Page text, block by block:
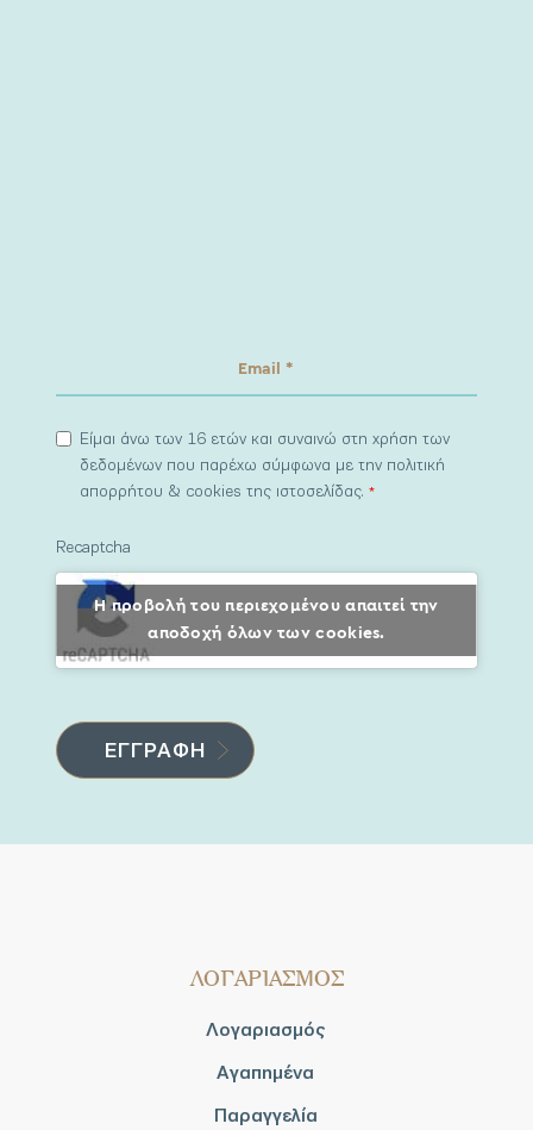
Είμαι άνω των 16 ετών και συναινώ στη χρήση των
δεδομένων που παρέχω σύμφωνα με την πολιτική
απορρήτου & cookies της ιστοσελίδας.*
Recaptcha
Η προβολή του περιεχομένου απαιτεί την
αποδοχή όλων των cookies.
ΛΟΓΑΡΙΑΣΜΟΣ
Λογαριασμός
Αγαπημένα
Παραγγελία